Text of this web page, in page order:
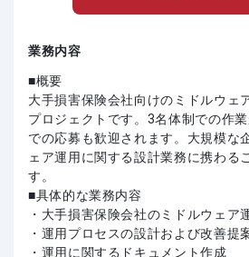
業務内容
■概要
大手損害保険会社向けのミドルウェ
プロジェクトです。3名体制での作
での応募も歓迎されます。大規模な
ェア運用に関する設計業務に携わる
す。
■具体的な業務内容
・大手損害保険会社のミドルウェア
・運用プロセスの設計および改善提
・運用に関するドキュメント作成